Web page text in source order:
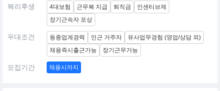
복리후생 4대보험 근무복 지급 퇴직금
인센티브제
장기근속자 포상
우대조건 동종업계경력 인근 거주자
유사업무경험 (영업/상담 외)
채용즉시출근가능
장기근무가능
모집기간 채용시까지